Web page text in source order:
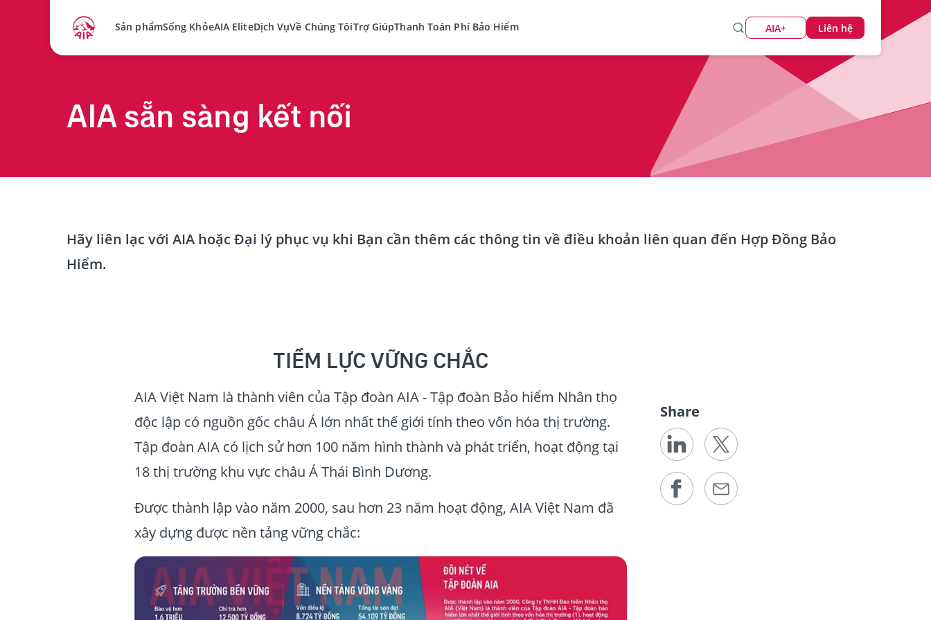
Sản phẩmSống KhỏeAIA EliteDịch VụVề Chúng TôiTrợ GiúpThanh Toán Phí Bảo Hiểm AIA+ Liên hệ
AIA sẵn sàng kết nối
Hãy liên lạc với AIA hoặc Đại lý phục vụ khi Bạn cần thêm các thông tin về điều khoản liên quan đến Hợp Đồng Bảo
Hiểm.
TIỀM LỰC VỮNG CHẮC
AIA Việt Nam là thành viên của Tập đoàn AIA - Tập đoàn Bảo hiểm Nhân thọ
độc lập có nguồn gốc châu Á lớn nhất thế giới tính theo vốn hóa thị trường.
Tập đoàn AIA có lịch sử hơn 100 năm hình thành và phát triển, hoạt động tại
18 thị trường khu vực châu Á Thái Bình Dương.
Được thành lập vào năm 2000, sau hơn 23 năm hoạt động, AIA Việt Nam đã
xây dựng được nền tảng vững chắc:
Share